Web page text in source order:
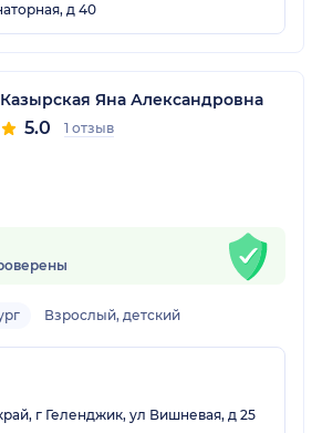
д 40
Казырская Яна Александровна
5.0 1 отзыв
Взрослый, детский
г Геленджик, ул Вишневая, д 25